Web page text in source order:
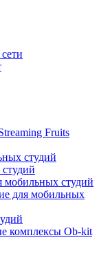
Fruits
студий
мобильных студий
для мобильных
комплексы Ob-kit